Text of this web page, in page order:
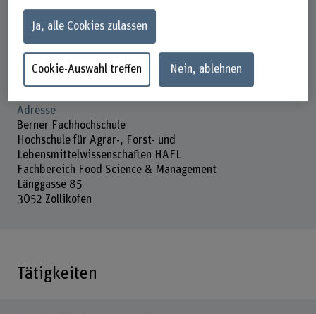
Präsenzzeit
Montagvormittag
Mittwochvormittag
Donnerstag
Freitag
Adresse
Berner Fachhochschule
Hochschule für Agrar-, Forst- und
Lebensmittelwissenschaften HAFL
Fachbereich Food Science & Management
Länggasse 85
3052 Zollikofen
Tätigkeiten
Ja, alle Cookies zulassen
Cookie-Auswahl treffen Nein, ablehnen